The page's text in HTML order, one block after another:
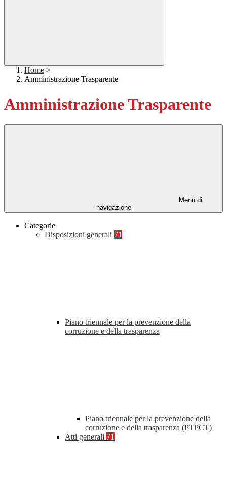
Home >
Amministrazione Trasparente
Amministrazione Trasparente
Menu di
navigazione
Categorie
Disposizioni generali 71
Piano triennale per la prevenzione della
corruzione e della trasparenza
Piano triennale per la prevenzione della
corruzione e della trasparenza (PTPCT)
Atti generali 71